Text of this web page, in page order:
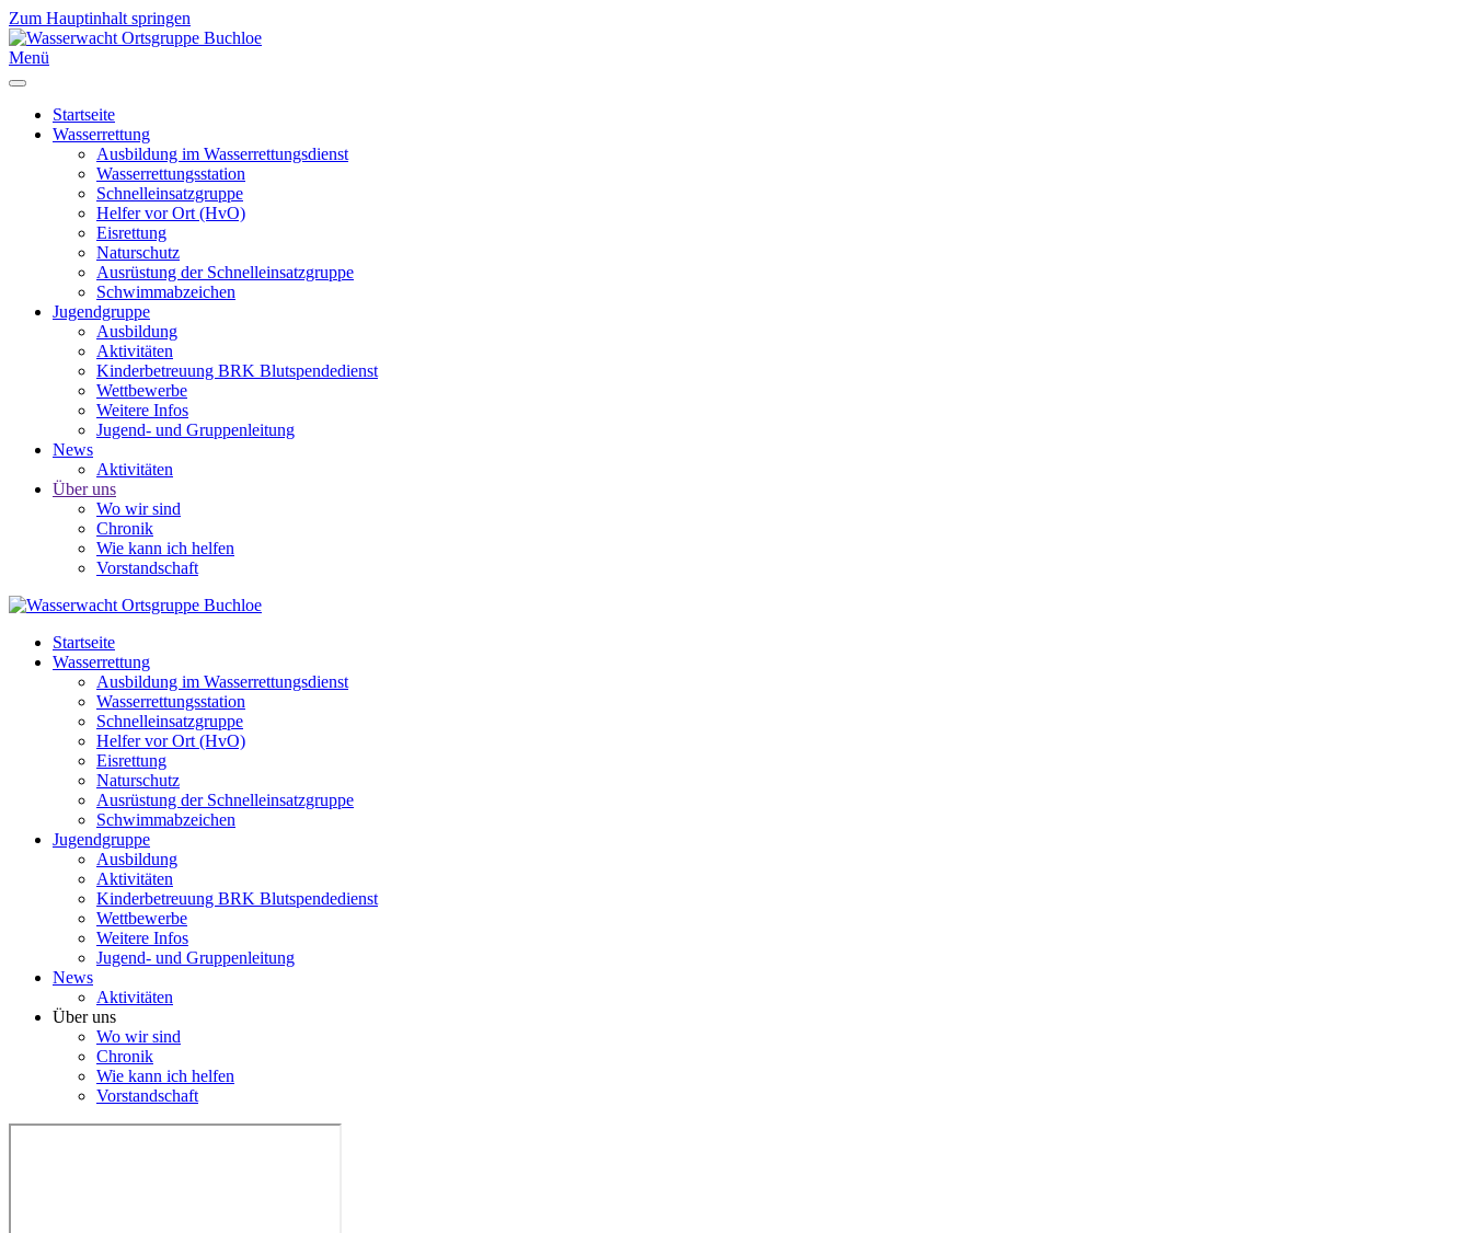
Zum Hauptinhalt springen
Menü
Startseite
Wasserrettung
Ausbildung im Wasserrettungsdienst
Wasserrettungsstation
Schnelleinsatzgruppe
Helfer vor Ort (HvO)
Eisrettung
Naturschutz
Ausrüstung der Schnelleinsatzgruppe
Schwimmabzeichen
Jugendgruppe
Ausbildung
Aktivitäten
Kinderbetreuung BRK Blutspendedienst
Wettbewerbe
Weitere Infos
Jugend- und Gruppenleitung
News
Aktivitäten
Über uns
Wo wir sind
Chronik
Wie kann ich helfen
Vorstandschaft
Startseite
Wasserrettung
Ausbildung im Wasserrettungsdienst
Wasserrettungsstation
Schnelleinsatzgruppe
Helfer vor Ort (HvO)
Eisrettung
Naturschutz
Ausrüstung der Schnelleinsatzgruppe
Schwimmabzeichen
Jugendgruppe
Ausbildung
Aktivitäten
Kinderbetreuung BRK Blutspendedienst
Wettbewerbe
Weitere Infos
Jugend- und Gruppenleitung
News
Aktivitäten
Über uns
Wo wir sind
Chronik
Wie kann ich helfen
Vorstandschaft